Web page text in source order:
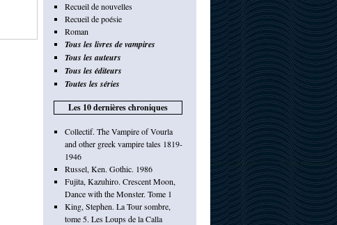
Recueil de nouvelles
Recueil de poésie
Roman
Tous les livres de vampires
Tous les auteurs
Tous les éditeurs
Toutes les séries
Les 10 dernières chroniques
Collectif. The Vampire of Vourla
and other greek vampire tales 1819-
1946
Russel, Ken. Gothic. 1986
Fujita, Kazuhiro. Crescent Moon,
Dance with the Monster. Tome 1
King, Stephen. La Tour sombre,
tome 5. Les Loups de la Calla